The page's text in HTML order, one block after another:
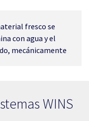
fresco se
con agua y el
mecánicamente
WINS